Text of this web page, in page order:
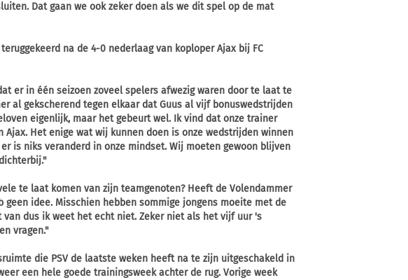
Dat gaan we ook zeker doen als we dit spel op de mat
na de 4-0 nederlaag van koploper Ajax bij FC
er in één seizoen zoveel spelers afwezig waren door te laat te
al gekscherend tegen elkaar dat Guus al vijf bonuswedstrijden
eigenlijk, maar het gebeurt wel. Ik vind dat onze trainer
Ajax. Het enige wat wij kunnen doen is onze wedstrijden winnen
is niks veranderd in onze mindset. Wij moeten gewoon blijven
te laat komen van zijn teamgenoten? Heeft de Volendammer
geen idee. Misschien hebben sommige jongens moeite met de
dus ik weet het echt niet. Zeker niet als het vijf uur 's
vragen."
die PSV de laatste weken heeft na te zijn uitgeschakeld in
een hele goede trainingsweek achter de rug. Vorige week